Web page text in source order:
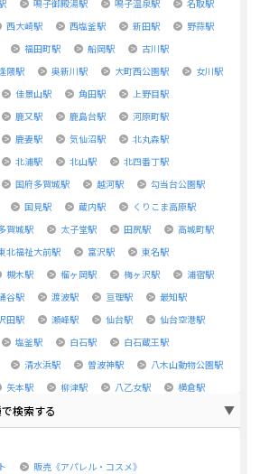
鳴子御殿湯駅 鳴子温泉駅
名取駅
西大崎駅 西塩釜駅 新田駅
野蒜駅
福田町駅 船岡駅
古川駅
隈駅 奥新川駅 大町西公園駅
女川駅
佳景山駅 角田駅
上野目駅
鹿又駅 鹿島台駅
河原町駅
鹿妻駅 気仙沼駅
北丸森駅
北浦駅 北山駅
北四番丁駅
国府多賀城駅 越河駅
勾当台公園駅
国見駅 蔵内駅
くりこま高原駅
賀城駅 太子堂駅 田尻駅
高城町駅
北福祉大前駅 富沢駅
東名駅
槻木駅 榴ヶ岡駅 梅ヶ沢駅
浦宿駅
谷駅 渡波駅 亘理駅
最知駅
田駅 瀬峰駅 仙台駅
仙台空港駅
塩釜駅 白石駅
白石蔵王駅
清水浜駅 曽波神駅
八木山動物公園駅
矢本駅 柳津駅 八乙女駅 横倉駅
検索する
販売《アパレル・コスメ》